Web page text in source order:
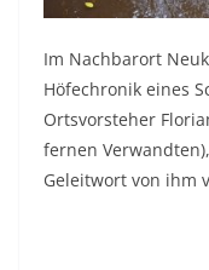
Im Nachbarort
Höfechronik eines
Ortsvorsteher
fernen
Geleitwort von ihm